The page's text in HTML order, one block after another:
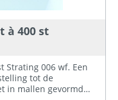
à 400 st
Strating 006 wf. Een
tot de
in mallen gevormd